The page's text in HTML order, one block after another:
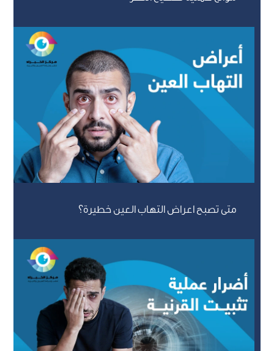
متى تصبح اعراض التهاب العين خطيرة؟